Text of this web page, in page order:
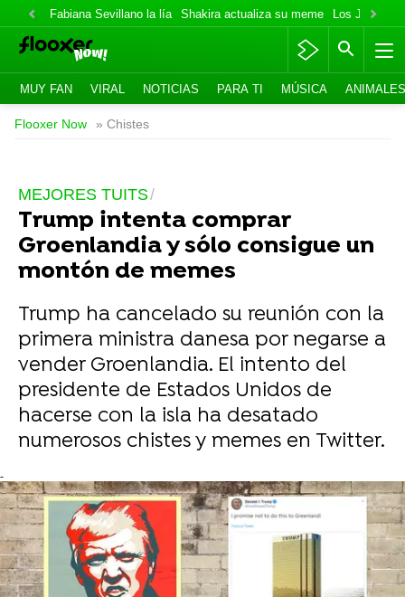
Fabiana Sevillano la lía Shakira actualiza su meme Los Jonas
MUY FAN VIRAL NOTICIAS PARA TI MÚSICA ANIMALES
Flooxer Now » Chistes
MEJORES TUITS
Trump intenta comprar
Groenlandia y sólo consigue un
montón de memes
Trump ha cancelado su reunión con la
primera ministra danesa por negarse a
vender Groenlandia. El intento del
presidente de Estados Unidos de
hacerse con la isla ha desatado
numerosos chistes y memes en Twitter.
-